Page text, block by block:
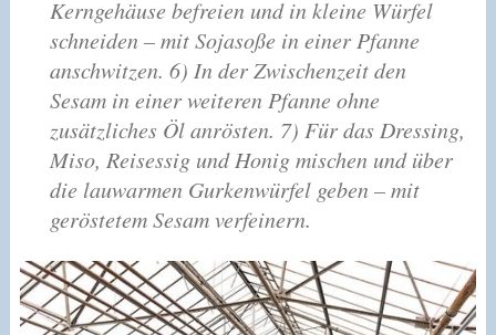
Kerngehäuse befreien und in kleine Würfel
schneiden – mit Sojasoße in einer Pfanne
anschwitzen. 6) In der Zwischenzeit den
Sesam in einer weiteren Pfanne ohne
zusätzliches Öl anrösten. 7) Für das Dressing,
Miso, Reisessig und Honig mischen und über
die lauwarmen Gurkenwürfel geben – mit
geröstetem Sesam verfeinern.